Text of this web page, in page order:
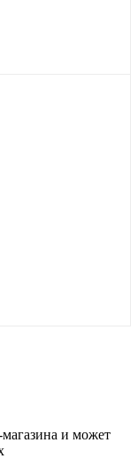
магазина и может